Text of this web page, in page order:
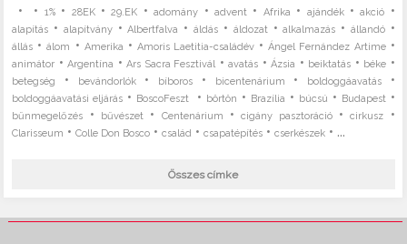
• • 1%• 28EK•29.EK •adomány •advent • Afrika • ajándék•akció •
alapítás • alapítvány•Albertfalva •áldás • áldozat•alkalmazás • állandó•
állás •álom • Amerika • Amoris Laetitia-családév •Ángel Fernández Artime•
animátor •Argentína •Ars Sacra Fesztivál •avatás •Ázsia • beiktatás • béke •
betegség • bevándorlók• bíboros • bicentenárium • boldoggáavatás•
boldoggáavatási eljárás • BoscoFeszt • börtön • Brazília • búcsú • Budapest•
bűnmegelőzés • bűvészet• Centenárium •cigány pasztoráció•cirkusz •
Clarisseum •Colle Don Bosco •család •csapatépítés •cserkészek • ...
Összes címke